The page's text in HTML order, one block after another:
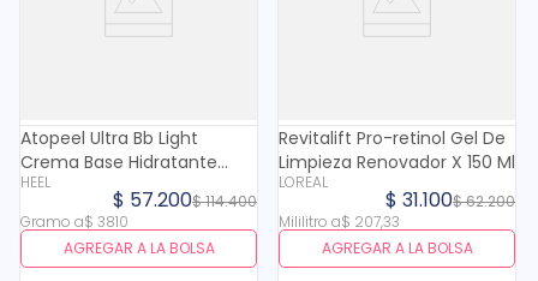
Atopeel Ultra Bb Light
Crema Base Hidratante
Tono Claro X 30 Gr
HEEL
$114.400
$ 57.200
Gramo a$ 3810
AGREGAR A LA BOLSA
Revitalift Pro-retinol Gel De
Limpieza Renovador X 150 Ml
LOREAL
$62.200
$ 31.100
Mililitro a$ 207,33
AGREGAR A LA BOLSA